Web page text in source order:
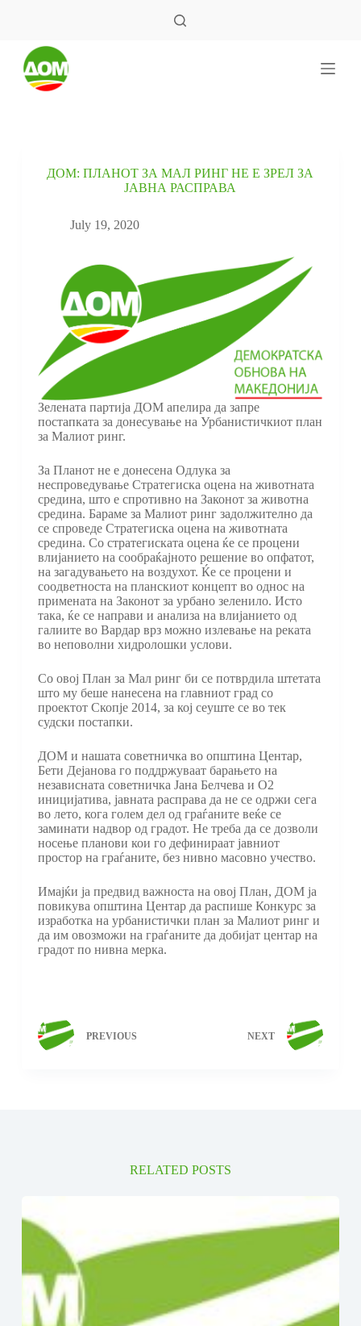
ДОМ: ПЛАНОТ ЗА МАЛ РИНГ НЕ Е ЗРЕЛ ЗА
ЈАВНА РАСПРАВА
July 19, 2020
Зелената партија ДОМ апелира да запре
постапката за донесување на Урбанистичкиот план
за Малиот ринг.
За Планот не е донесена Одлука за
неспроведување Стратегиска оцена на животната
средина, што е спротивно на Законот за животна
средина. Бараме за Малиот ринг задолжително да
се спроведе Стратегиска оцена на животната
средина. Со стратегиската оцена ќе се процени
влијанието на сообраќајното решение во опфатот,
на загадувањето на воздухот. Ќе се процени и
соодветноста на планскиот концепт во однос на
примената на Законот за урбано зеленило. Исто
така, ќе се направи и анализа на влијанието од
галиите во Вардар врз можно излевање на реката
во неповолни хидролошки услови.
Со овој План за Мал ринг би се потврдила штетата
што му беше нанесена на главниот град со
проектот Скопје 2014, за кој сеуште се во тек
судски постапки.
ДОМ и нашата советничка во општина Центар,
Бети Дејанова го поддржуваат барањето на
независната советничка Јана Белчева и О2
иницијатива, јавната расправа да не се одржи сега
во лето, кога голем дел од граѓаните веќе се
заминати надвор од градот. Не треба да се дозволи
носење планови кои го дефинираат јавниот
простор на граѓаните, без нивно масовно учество.
Имајќи ја предвид важноста на овој План, ДОМ ја
повикува општина Центар да распише Конкурс за
изработка на урбанистички план за Малиот ринг и
да им овозможи на граѓаните да добијат центар на
градот по нивна мерка.
PREVIOUS NEXT
RELATED POSTS